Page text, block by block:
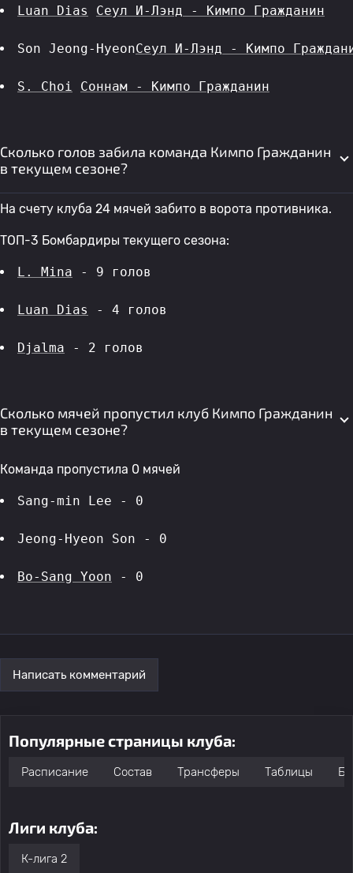
Luan Dias Сеул И-Лэнд - Кимпо Гражданин
Son Jeong-HyeonСеул И-Лэнд - Кимпо
S. Choi Соннам - Кимпо Гражданин
Сколько голов забила команда Кимпо Гражданин
в текущем сезоне?
На счету клуба 24 мячей забито в ворота противника.
ТОП-3 Бомбардиры текущего сезона:
L. Mina - 9 голов
Luan Dias - 4 голов
Djalma - 2 голов
Сколько мячей пропустил клуб Кимпо Гражданин
в текущем сезоне?
Команда пропустила 0 мячей
Sang-min Lee - 0
Jeong-Hyeon Son - 0
Bo-Sang Yoon - 0
Написать комментарий
Популярные страницы клуба:
Расписание Состав Трансферы Таблицы
Лиги клуба:
К-лига 2